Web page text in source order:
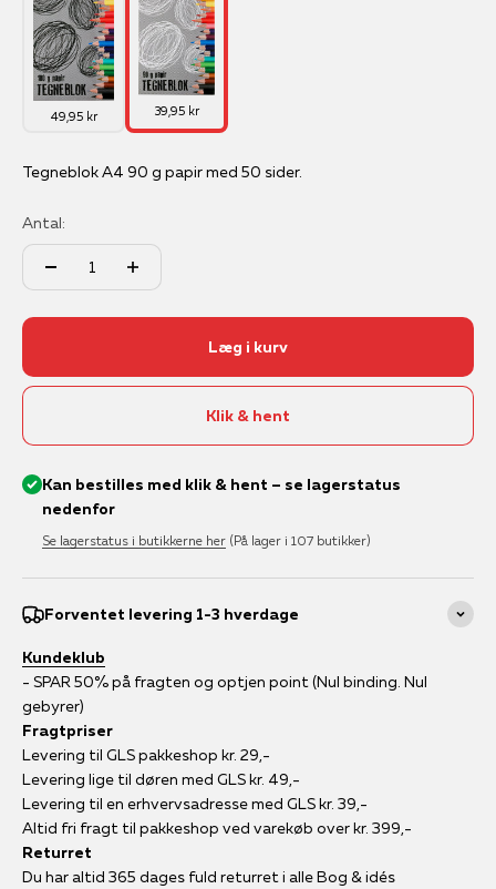
49,95 kr 39,95 kr
Tegneblok A4 90 g papir med 50 sider.
Antal:
Læg i kurv
Klik & hent
Kan bestilles med klik & hent – se lagerstatus
nedenfor
Se lagerstatus i butikkerne her (På lager i 107 butikker)
Forventet levering 1-3 hverdage
Kundeklub
- SPAR 50% på fragten og optjen point (Nul binding. Nul
gebyrer)
Fragtpriser
Levering til GLS pakkeshop kr. 29,-
Levering lige til døren med GLS kr. 49,-
Levering til en erhvervsadresse med GLS kr. 39,-
Altid fri fragt til pakkeshop ved varekøb over kr. 399,-
Returret
Du har altid 365 dages fuld returret i alle Bog & idés